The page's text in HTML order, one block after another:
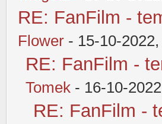
RE: FanFilm -
Flower - 15-10-
RE: FanFilm -
Tomek - 16-10-
RE: FanFilm -